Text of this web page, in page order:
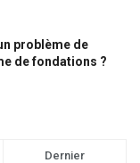
problème de
de fondations ?
Dernier